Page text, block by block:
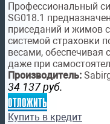
Профессиональный
SG018.1
приседаний и жимов
системой страховки
весами, обеспечивая
даже при
Производитель:
34 137 руб.
отложить
Купить в кредит